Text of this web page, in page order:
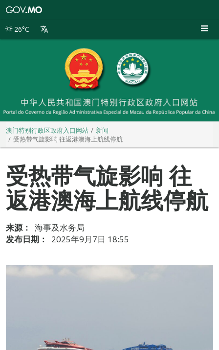
别
26°C
澳门特别行政区政府入口网站
新闻
受热带气旋影响 往返港澳海上航线停航
受热带气旋影响 往
返港澳海上航线停航
来源：
海事及水务局
发布日期：
2025年9月7日 18:55